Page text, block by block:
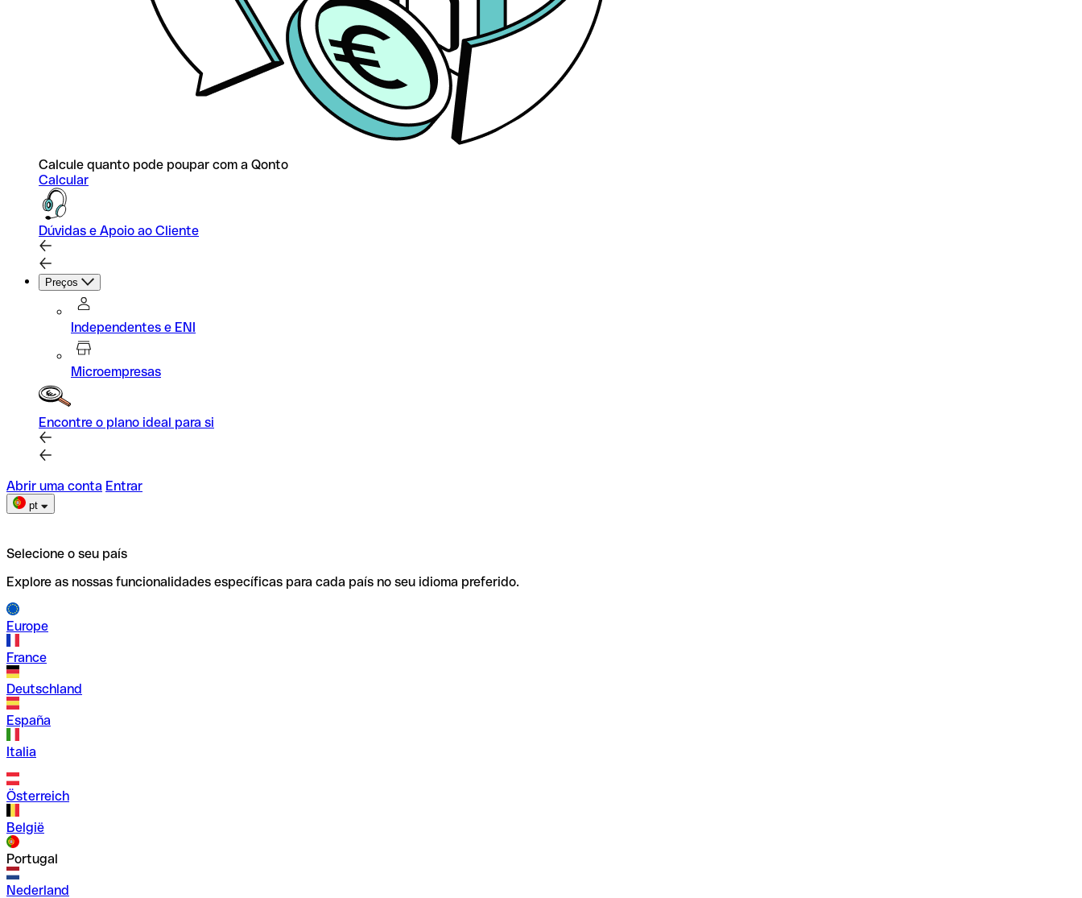
Calcule quanto pode poupar com a Qonto
Calcular
Dúvidas e Apoio ao Cliente
Preços
Independentes e ENI
Microempresas
Encontre o plano ideal para si
Abrir uma conta Entrar
pt
Selecione o seu país
Explore as nossas funcionalidades específicas para cada país no seu idioma preferido.
Europe
France
Deutschland
España
Italia
Österreich
België
Portugal
Nederland